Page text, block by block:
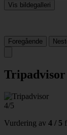
Vis bildegalleri
Foregående
Tripadvisor
4/5
Vurdering av 4 / 5